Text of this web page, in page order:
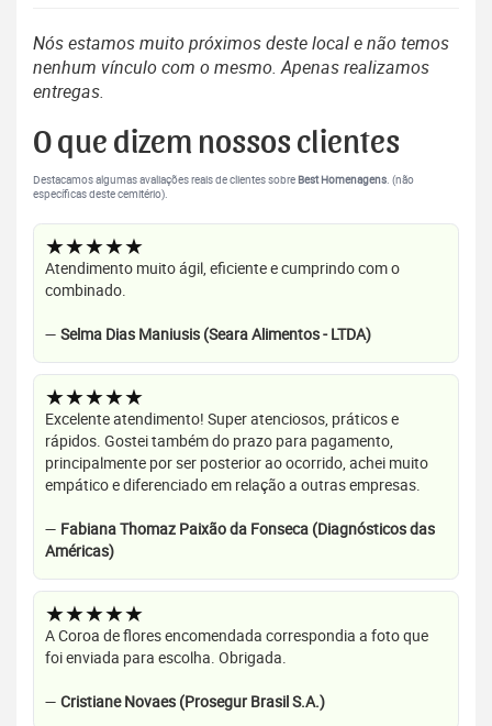
Nós estamos muito próximos deste local e não temos
nenhum vínculo com o mesmo. Apenas realizamos
entregas.
O que dizem nossos clientes
Destacamos algumas avaliações reais de clientes sobreBest Homenagens. (não
específicas deste cemitério).
★★★★★
Atendimento muito ágil, eficiente e cumprindo com o
combinado.
— Selma Dias Maniusis (Seara Alimentos - LTDA)
★★★★★
Excelente atendimento! Super atenciosos, práticos e
rápidos. Gostei também do prazo para pagamento,
principalmente por ser posterior ao ocorrido, achei muito
empático e diferenciado em relação a outras empresas.
— Fabiana Thomaz Paixão da Fonseca (Diagnósticos das
Américas)
★★★★★
A Coroa de flores encomendada correspondia a foto que
foi enviada para escolha. Obrigada.
— Cristiane Novaes (Prosegur Brasil S.A.)